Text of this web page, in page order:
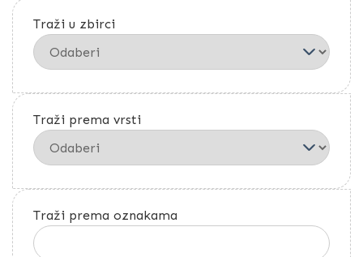
Traži u zbirci
Traži prema vrsti
Traži prema oznakama